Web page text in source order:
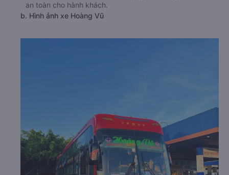
an toàn cho hành khách.
b. Hình ảnh xe Hoàng Vũ